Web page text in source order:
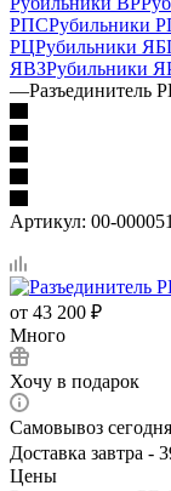
РПСРубильники
РЦРубильники
ЯВЗРубильники
—Разъединитель
Артикул: 00-
от 43 200 ₽
Много
Хочу в подарок
Самовывоз
Доставка завтра -
Цены